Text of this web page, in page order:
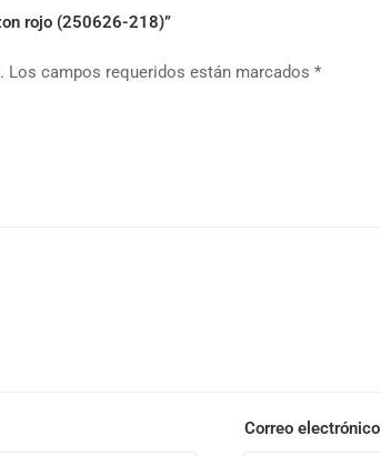
rojo (250626-218)”
Los campos requeridos están marcados *
Correo electrónico